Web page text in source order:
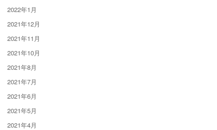
2022年1月
2021年12月
2021年11月
2021年10月
2021年8月
2021年7月
2021年6月
2021年5月
2021年4月